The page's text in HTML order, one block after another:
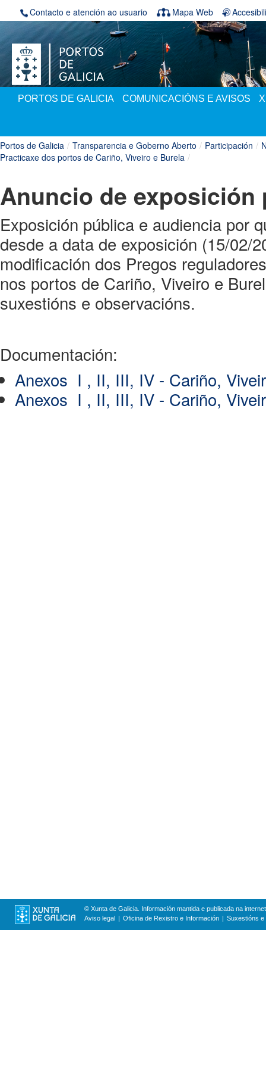
Skip to ContentContacto e atención ao usuario Mapa Web
PORTOS DE GALICIA COMUNICACIÓNS E AVISOS
Portos de Galicia / Transparencia e Goberno Aberto / Participación /
Practicaxe dos portos de Cariño, Viveiro e Burela /
Anuncio de exposición
Exposición pública e audiencia por
desde a data de exposición (15/02/
modificación dos Pregos
nos portos de Cariño, Viveiro e
suxestións e observacións.
Documentación:
Anexos I , II, III, IV - Cariño,
Anexos I , II, III, IV - Cariño,
© Xunta de Galicia. Información mantida e publicada na
Aviso legal
Oficina de Rexistro e Información Suxestións e